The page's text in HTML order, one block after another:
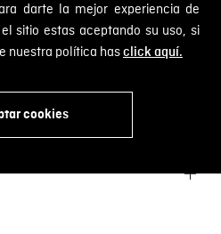
darte la mejor experiencia de
sitio estas aceptando su uso, si
nuestra política hasclick aquí.
cookies
promociones